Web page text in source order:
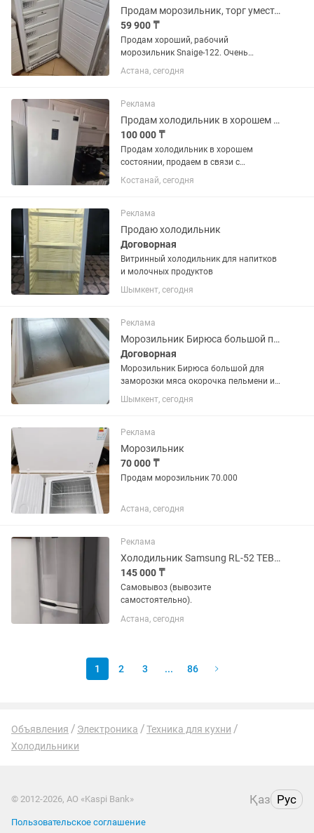
Продам морозильник, торг уместен
59 900 ₸
Продам хороший, рабочий
морозильник Snaige-122. Очень
хорошо морозит. Имеет хладагент,
позволяющий поддерживать холод в
и надежный! Продукты не портит!
Астана, сегодня
Реклама
Продам холодильник в хорошем состоянии
100 000 ₸
Продам холодильник в хорошем
состоянии, продаем в связи с
переездом
Костанай, сегодня
Реклама
Продаю холодильник
Договорная
Витринный холодильник для напитков
и молочных продуктов
Шымкент, сегодня
Реклама
Морозильник Бирюса большой почти новый
Договорная
Морозильник Бирюса большой для
заморозки мяса окорочка пельмени и
ягод
Шымкент, сегодня
Реклама
Морозильник
70 000 ₸
Продам морозильник 70.000
Астана, сегодня
Реклама
Холодильник Samsung RL-52 TEBIH
145 000 ₸
Самовывоз (вывозите
самостоятельно).
Астана, сегодня
1 2 3 ... 86
Объявления Электроника
Техника для кухни
Холодильники
© 2012-2026, АО «Kaspi Bank» Қаз Рус
Пользовательское соглашение